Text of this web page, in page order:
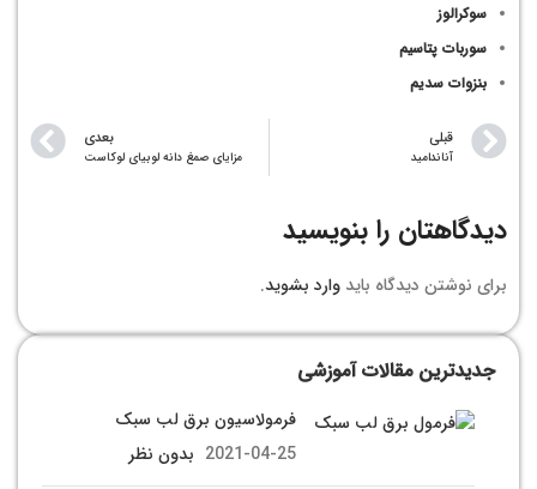
سوکرالوز
سوربات پتاسیم
بنزوات سدیم
قبلی
آناندامید
بعدی
مزایای صمغ دانه لوبیای لوکاست
دیدگاهتان را بنویسید
برای نوشتن دیدگاه باید وارد بشوید.
جدیدترین مقالات آموزشی
فرمولاسیون برق لب سبک
2021-04-25 بدون نظر